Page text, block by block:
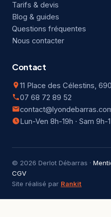
Tarifs & devis
Blog & guides
Questions fréquentes
Nous contacter
Contact
11 Place des Célestins,
07 68 72 89 52
Lun-Ven 8h-19h · Sam 9h-
© 2026 Derlot Débarras ·
CGV
Site réalisé par Rankit